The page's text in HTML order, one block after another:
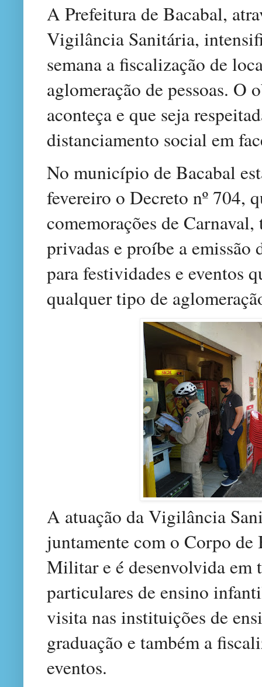
A Prefeitura de Bacabal,
Vigilância Sanitária,
semana a fiscalização de
aglomeração de pessoas. O
aconteça e que seja
distanciamento social em
No município de Bacabal
fevereiro o Decreto nº 704,
comemorações de
privadas e proíbe a emissão
para festividades e eventos
qualquer tipo de
A atuação da Vigilância
juntamente com o Corpo
Militar e é desenvolvida em
particulares de ensino
visita nas instituições de
graduação e também a
eventos.